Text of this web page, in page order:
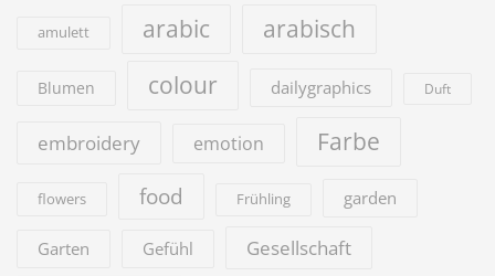
amulett arabic arabisch
Blumen colour dailygraphics Duft
embroidery emotion Farbe
flowers food Frühling garden
Garten Gefühl Gesellschaft